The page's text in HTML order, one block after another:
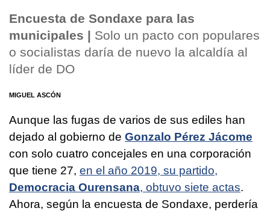
Encuesta de Sondaxe para las
municipales | Solo un pacto con populares
o socialistas daría de nuevo la alcaldía al
líder de DO
MIGUEL ASCÓN
Aunque las fugas de varios de sus ediles han
dejado al gobierno de Gonzalo Pérez Jácome
con solo cuatro concejales en una corporación
que tiene 27, en el año 2019, su partido,
Democracia Ourensana, obtuvo siete actas.
Ahora, según la encuesta de Sondaxe, perdería